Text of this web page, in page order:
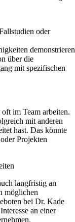
oder
demonstrieren
über die
mit spezifischen
im Team arbeiten.
mit anderen
hast. Das könnte
Projekten
langfristig an
möglichen
bei Dr. Kade
an einer